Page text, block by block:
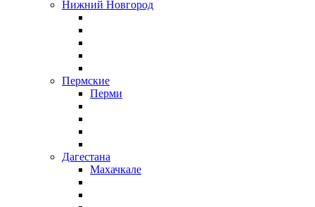
Нижний Новгород
Пермские
Перми
Дагестана
Махачкале